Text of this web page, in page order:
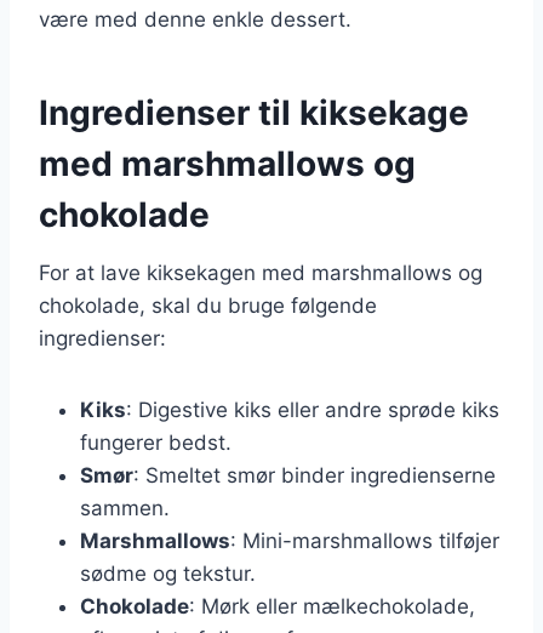
være med denne enkle dessert.
Ingredienser til kiksekage
med marshmallows og
chokolade
For at lave kiksekagen med marshmallows og
chokolade, skal du bruge følgende
ingredienser:
Kiks: Digestive kiks eller andre sprøde kiks
fungerer bedst.
Smør: Smeltet smør binder ingredienserne
sammen.
Marshmallows: Mini-marshmallows tilføjer
sødme og tekstur.
Chokolade: Mørk eller mælkechokolade,